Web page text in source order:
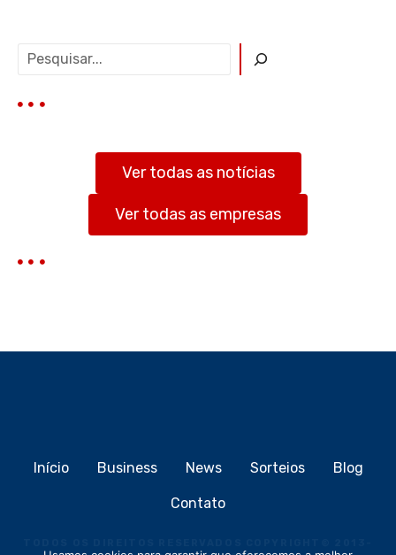
q
Ver todas as notícias
Ver todas as empresas
Início Business News Sorteios Blog
Contato